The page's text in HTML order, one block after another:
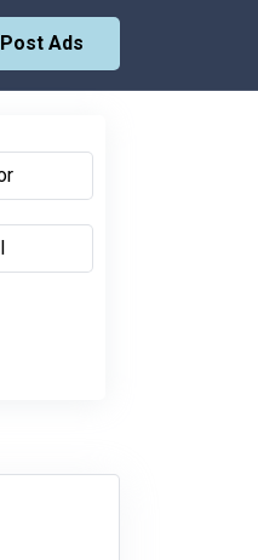
Post Ads